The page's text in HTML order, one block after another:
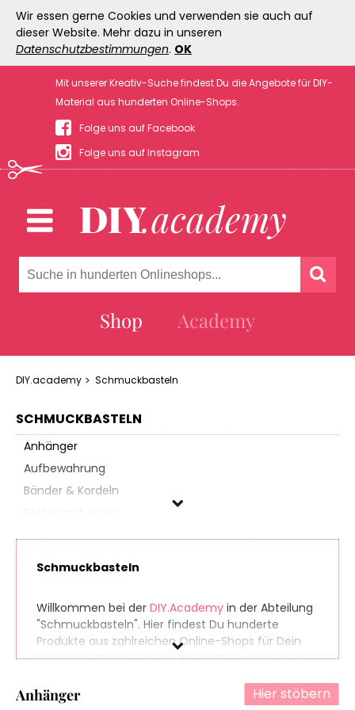
Wir essen gerne Cookies und verwenden sie auch auf
dieser Website. Mehr dazu in unseren
Datenschutzbestimmungen. OK
Mit unserer Kreativ-Suche findest Du die Angebote für DIY-
Material aus hunderten Online-Shops.
Folge uns auf Facebook
Folge uns auf Instagram
Shop Academy
DIY.academy Schmuckbasteln
SCHMUCKBASTELN
Anhänger
Aufbewahrung
Bänder & Kordeln
Colliers
Gravur-Zubehör
Ketten
Ohrschmuck
Perlen & Steine
Schmuckbasteln
Willkommen bei der DIY.Academy in der Abteilung
"Schmuckbasteln". Hier findest Du hunderte
Produkte aus zahlreichen Online-Shops für Dein
nächstes DIY-Projekt. Wir helfen Dir zusätzlich bei
der Angebote vergleichen, sodass Du immer den
Hier stöbern
Anhänger